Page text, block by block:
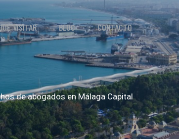
VISITAR BLOG CONTACTO
de abogados en Málaga Capital